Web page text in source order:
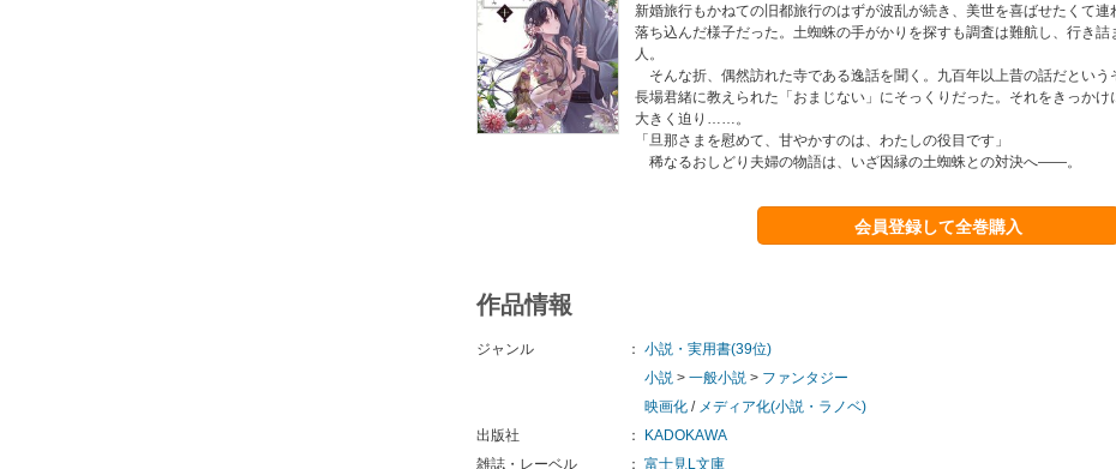
新婚旅行もかねての旧都旅行のはずが波乱が続き、美世を喜ばせたくて連
落ち込んだ様子だった。土蜘蛛の手がかりを探すも調査は難航し、行き詰
人。
そんな折、偶然訪れた寺である逸話を聞く。九百年以上昔の話だという
長場君緒に教えられた「おまじない」にそっくりだった。それをきっかけ
大きく迫り……。
「旦那さまを慰めて、甘やかすのは、わたしの役目です」
稀なるおしどり夫婦の物語は、いざ因縁の土蜘蛛との対決へ――。
会員登録して全巻購入
作品情報
ジャンル ： 小説・実用書(39位)
小説 > 一般小説 > ファンタジー
映画化 / メディア化(小説・ラノベ)
出版社
：
KADOKAWA
雑誌・レーベル
： 富士見L文庫